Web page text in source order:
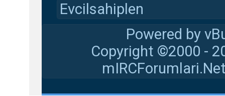
Evcilsahiplen
Powered by
Copyright ©2000 -